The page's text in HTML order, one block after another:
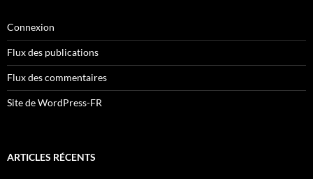
Connexion
Flux des publications
Flux des commentaires
Site de WordPress-FR
ARTICLES RÉCENTS